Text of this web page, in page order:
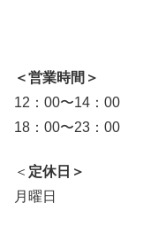
＜営業時間＞
12：00〜14：00
18：00〜23：00
＜ 定休日＞
月曜日